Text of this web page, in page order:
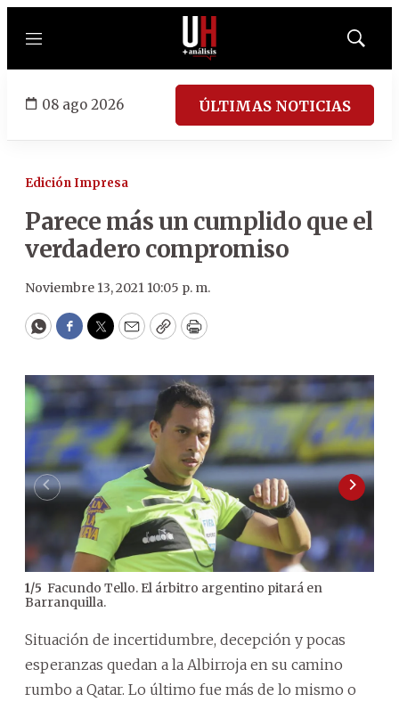
Menú
Mostrar
08 ago 2026 ÚLTIMAS NOTICIAS
Edición Impresa
Parece más un cumplido que el
verdadero compromiso
Noviembre 13, 2021 10:05 p. m.
WhatsApp
Facebook
Twitter
EmailCopyPrint
1/5 Facundo Tello. El árbitro argentino pitará en
Barranquilla.
Situación de incertidumbre, decepción y pocas
esperanzas quedan a la Albirroja en su camino
rumbo a Qatar. Lo último fue más de lo mismo o